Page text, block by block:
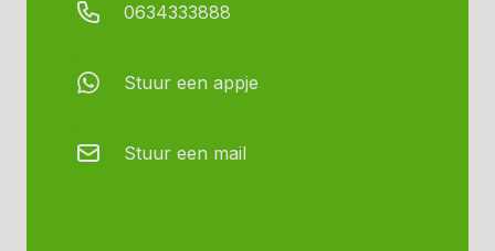
0634333888
Stuur een appje
Stuur een mail